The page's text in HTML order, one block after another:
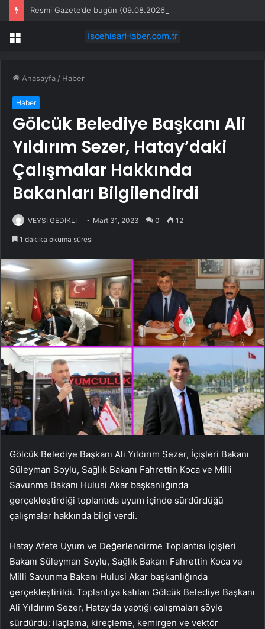
Resmi Gazete’de bugün (09.08.2026)
Menü
Anasayfa / Haber
Haber
Gölcük Belediye Başkanı Ali
Yıldırım Sezer, Hatay’daki
Çalışmalar Hakkında
Bakanları Bilgilendirdi
VEYSİ GEDİKLİ Mart 31, 2023 0 12
1 dakika okuma süresi
Gölcük Belediye Başkanı Ali Yıldırım Sezer, İçişleri Bakanı
Süleyman Soylu, Sağlık Bakanı Fahrettin Koca ve Milli
Savunma Bakanı Hulusi Akar başkanlığında
gerçekleştirdiği toplantıda uyum içinde sürdürdüğü
çalışmalar hakkında bilgi verdi.
Hatay Afete Uyum ve Değerlendirme Toplantısı İçişleri
Bakanı Süleyman Soylu, Sağlık Bakanı Fahrettin Koca ve
Milli Savunma Bakanı Hulusi Akar başkanlığında
gerçekleştirildi. Toplantıya katılan Gölcük Belediye Başkanı
Ali Yıldırım Sezer, Hatay’da yaptığı çalışmaları şöyle
sürdürdü: ilaçlama, kireçleme, kemirgen ve vektör